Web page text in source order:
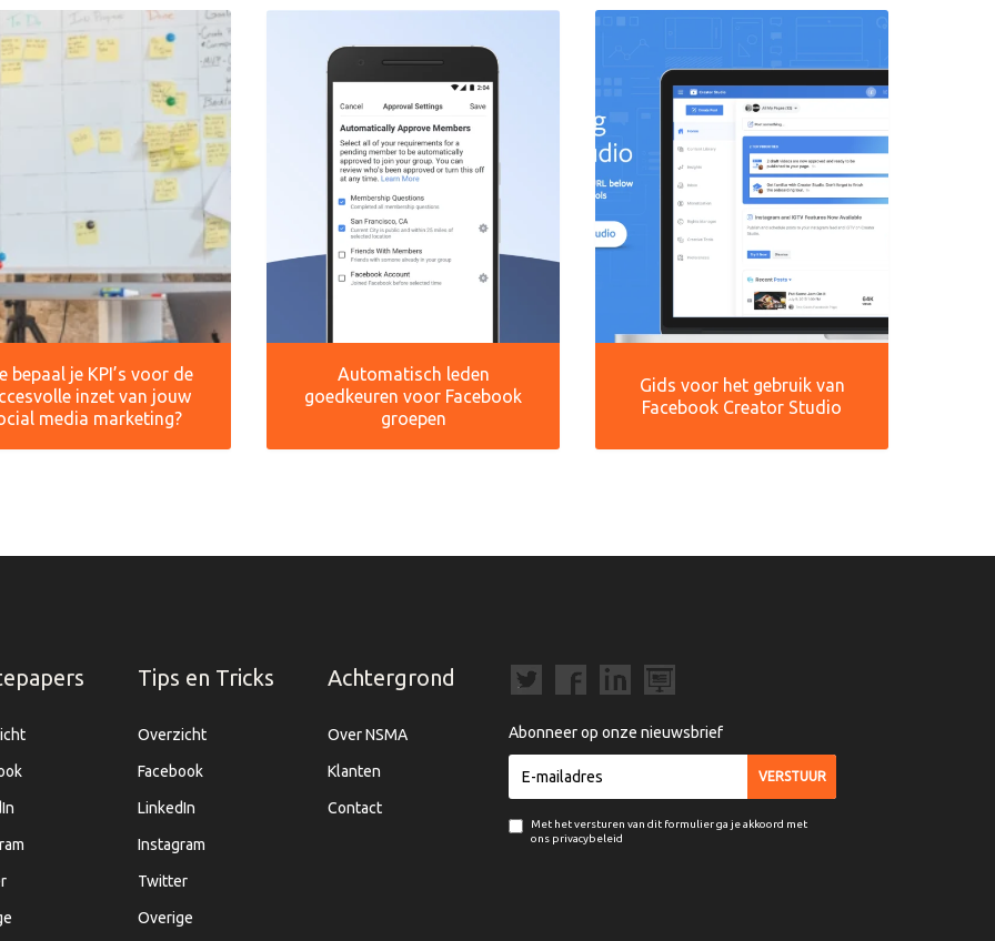
bepaal je KPI’s voor de
inzet van jouw
media marketing?
Automatisch leden
goedkeuren voor Facebook
groepen
Gids voor het gebruik van
Facebook Creator Studio
Tips en Tricks
Overzicht
Facebook
LinkedIn
Instagram
Twitter
Overige
Achtergrond
Over NSMA
Klanten
Contact
Abonneer op onze nieuwsbrief
Met het versturen van dit formulier ga je akkoord met
ons privacybeleid